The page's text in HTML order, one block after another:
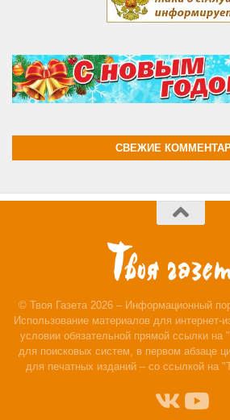
СВЕЖИЕ
© Твоя Газета 2026 – Информационный
Использование материалов для интернет-
условии обязательной прямой ссылки на
для поисковых систем, в первом абзаце
для печатных изданий – со ссылкой на